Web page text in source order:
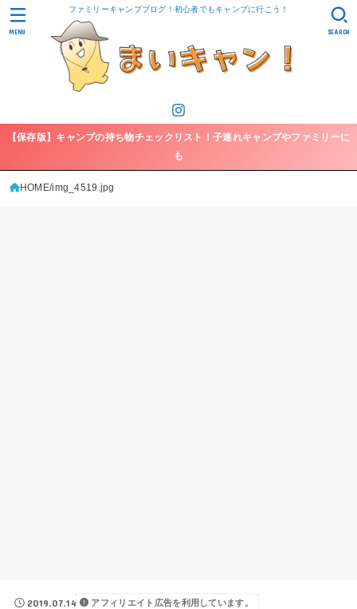
ファミリーキャンプブログ！初心者でもキャンプに行こう！
SEARCH
MENU
【保存版】キャンプの持ち物チェックリスト！子連れキャンプやファミリーに
も
HOME img_4519.jpg
2019.07.14 アフィリエイト広告を利用しています。